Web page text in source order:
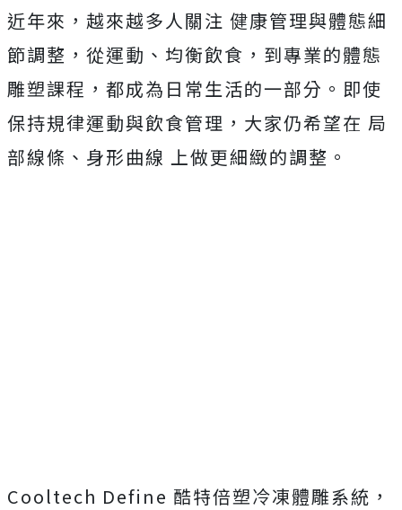
近年來，越來越多人關注 健康管理與體態細
節調整，從運動、均衡飲食，到專業的體態
雕塑課程，都成為日常生活的一部分。即使
保持規律運動與飲食管理，大家仍希望在 局
部線條、身形曲線 上做更細緻的調整。
Cooltech Define 酷特倍塑冷凍體雕系統，